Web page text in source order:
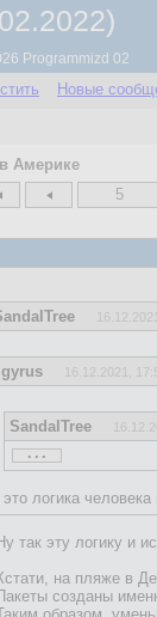
Programmizd 02
Новые
Америке
5
gyrus 16.12.2021,
SandalTree
......
это логика
так эту логику и
на пляже в
созданы